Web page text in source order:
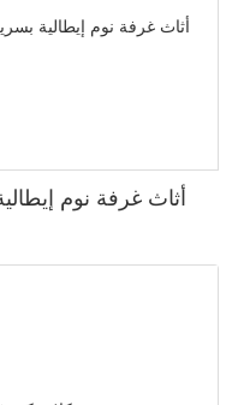
أثاث غرفة نوم